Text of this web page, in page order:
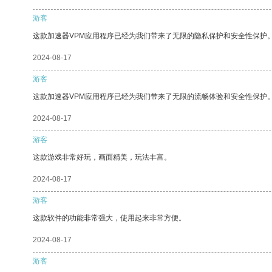
游客
这款加速器VPM应用程序已经为我们带来了无限的隐私保护和安全性保护
2024-08-17
游客
这款加速器VPM应用程序已经为我们带来了无限的流畅体验和安全性保护
2024-08-17
游客
这款游戏非常好玩，画面精美，玩法丰富。
2024-08-17
游客
这款软件的功能非常强大，使用起来非常方便。
2024-08-17
游客